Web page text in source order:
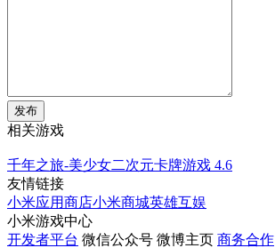
发布
相关游戏
千年之旅-美少女二次元卡牌游戏 4.6
友情链接
小米应用商店小米商城英雄互娱
小米游戏中心
开发者平台 微信公众号 微博主页 商务合作